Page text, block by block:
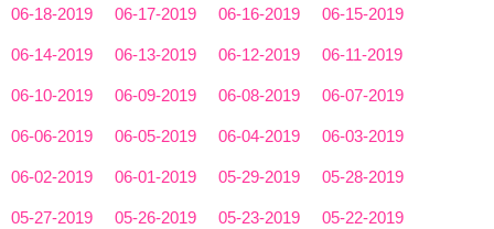
06-18-2019 06-17-2019 06-16-2019 06-15-2019
06-14-2019 06-13-2019 06-12-2019 06-11-2019
06-10-2019 06-09-2019 06-08-2019 06-07-2019
06-06-2019 06-05-2019 06-04-2019 06-03-2019
06-02-2019 06-01-2019 05-29-2019 05-28-2019
05-27-2019 05-26-2019 05-23-2019 05-22-2019